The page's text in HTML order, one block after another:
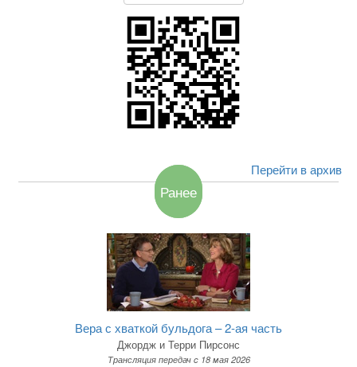
Перейти в архив
Ранее
Вера с хваткой бульдога – 2-ая часть
Джордж и Терри Пирсонс
Трансляция передач c 18 мая 2026